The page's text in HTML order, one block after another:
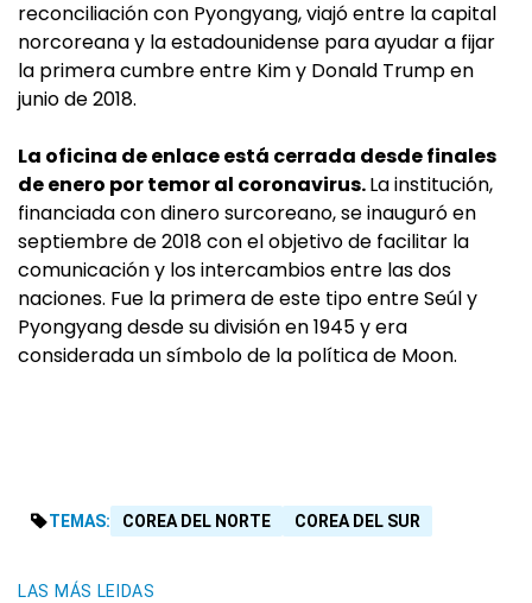
reconciliación con Pyongyang, viajó entre la capital
norcoreana y la estadounidense para ayudar a fijar
la primera cumbre entre Kim y Donald Trump en
junio de 2018.
La oficina de enlace está cerrada desde finales
de enero por temor al coronavirus.La institución,
financiada con dinero surcoreano, se inauguró en
septiembre de 2018 con el objetivo de facilitar la
comunicación y los intercambios entre las dos
naciones. Fue la primera de este tipo entre Seúl y
Pyongyang desde su división en 1945 y era
considerada un símbolo de la política de Moon.
TEMAS: COREA DEL NORTE COREA DEL SUR
LAS MÁS LEIDAS